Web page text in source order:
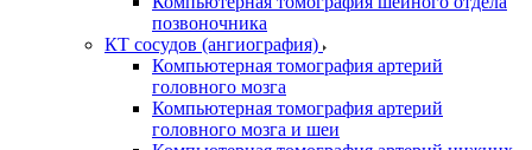
позвоночника
КТ сосудов (ангиография)
Компьютерная томография артерий
головного мозга
Компьютерная томография артерий
головного мозга и шеи